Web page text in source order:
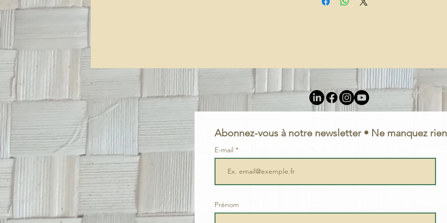
Abonnez-vous à notre newsletter • Ne manquez
E-mail
Prénom